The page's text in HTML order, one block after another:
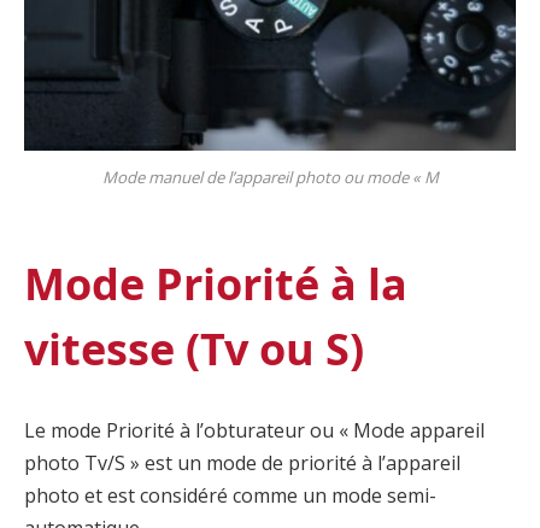
Mode manuel de l’appareil photo ou mode « M
Mode Priorité à la
vitesse (Tv ou S)
Le mode Priorité à l’obturateur ou « Mode appareil
photo Tv/S » est un mode de priorité à l’appareil
photo et est considéré comme un mode semi-